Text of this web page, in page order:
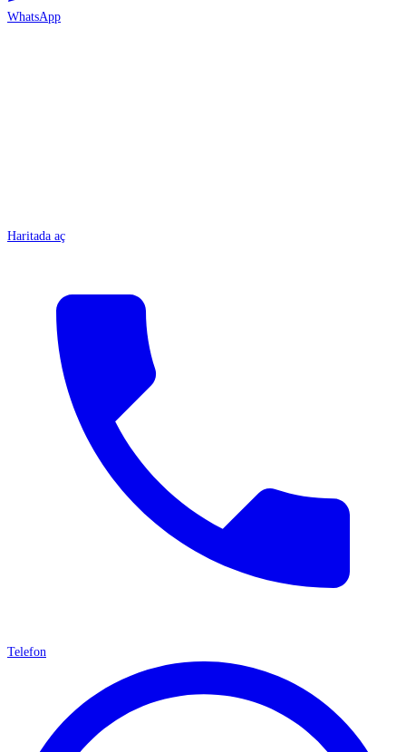
WhatsApp
Haritada aç
Telefon